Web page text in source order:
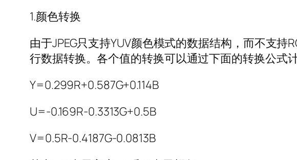
1.颜色转换
由于JPEG只支持YUV颜色模式的数据结构，而不支
行数据转换。各个值的转换可以通过下面的转换公式
Y=0.299R+0.587G+0.114B
U=-0.169R-0.3313G+0.5B
V=0.5R-0.4187G-0.0813B